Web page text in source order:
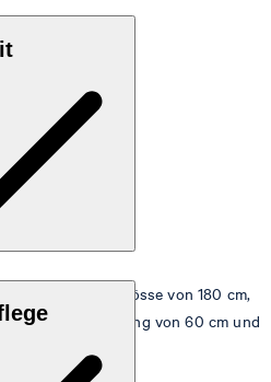
bei einer Körpergrösse von 180 cm,
einem Taillenumfang von 60 cm und